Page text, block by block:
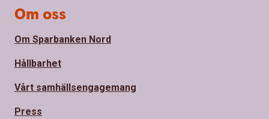
Om oss
Om Sparbanken Nord
Hållbarhet
Vårt samhällsengagemang
Press